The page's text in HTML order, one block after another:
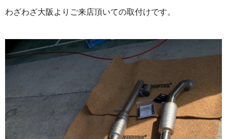
わざわざ大阪よりご来店頂いての取付けです。